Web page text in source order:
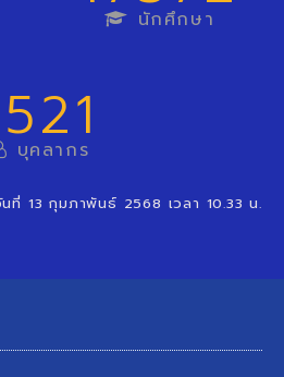
นักศึกษา
บุคลากร
13 กุมภาพันธ์ 2568 เวลา 10.33 น.